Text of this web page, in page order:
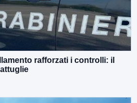
rafforzati i controlli: il